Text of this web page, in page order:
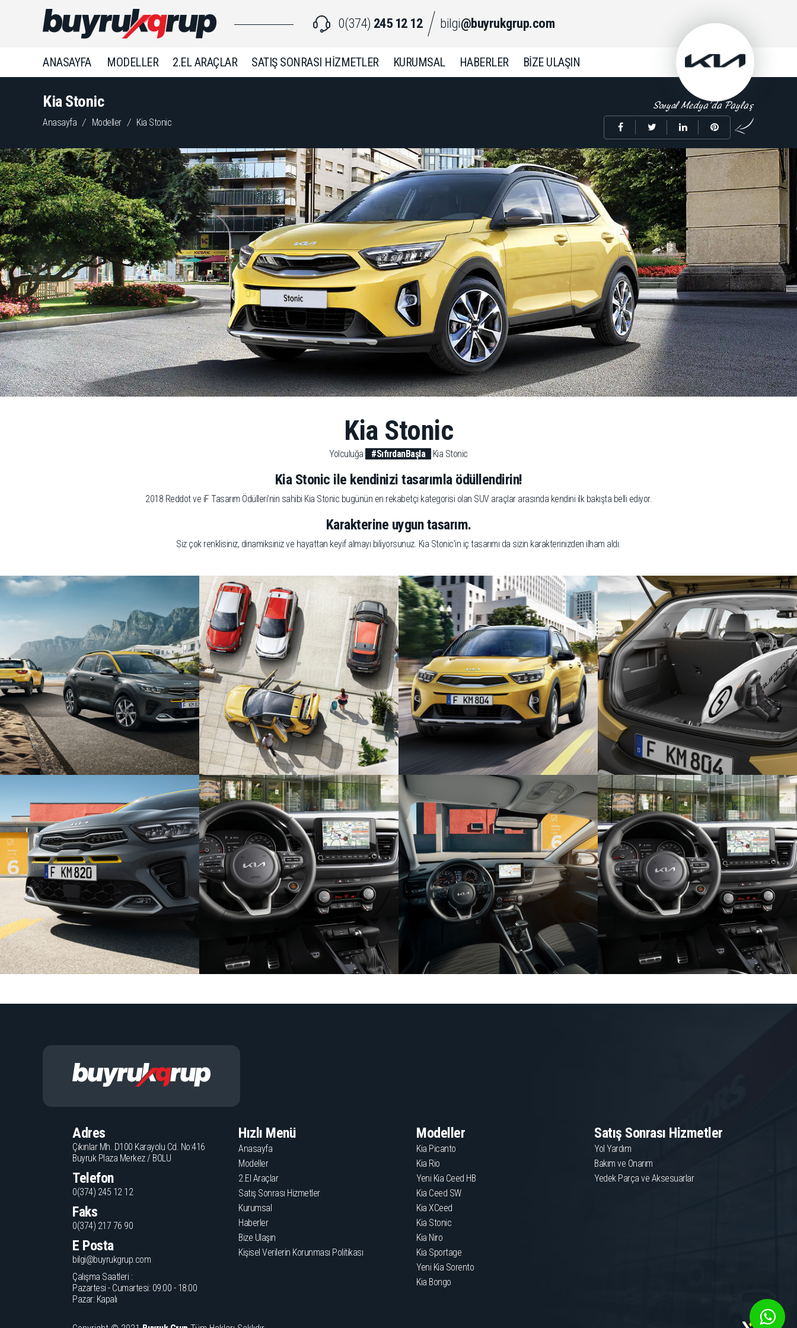
0(374) 245 12 12 bilgi@buyrukgrup.com
ANASAYFA MODELLER 2.EL ARAÇLAR SATIŞ SONRASI HİZMETLER KURUMSAL HABERLER BİZE ULAŞIN
Kia Stonic
Anasayfa / Modeller / Kia Stonic
Kia Stonic
Yolculuğa #SıfırdanBaşla :Kia Stonic
Kia Stonic ile kendinizi tasarımla ödüllendirin!
2018 Reddot ve iF Tasarım Ödülleri’nin sahibi Kia Stonic bugünün en rekabetçi kategorisi olan SUV araçlar arasında kendini ilk bakışta belli ediyor.
Karakterine uygun tasarım.
Siz çok renklisiniz, dinamiksiniz ve hayattan keyif almayı biliyorsunuz. Kia Stonic’in iç tasarımı da sizin karakterinizden ilham aldı.
Adres
Çıkınlar Mh. D100 Karayolu Cd. No:416
Buyruk Plaza Merkez / BOLU
Telefon
0(374) 245 12 12
Faks
0(374) 217 76 90
E Posta
bilgi@buyrukgrup.com
Çalışma Saatleri :
Pazartesi - Cumartesi: 09:00 - 18:00
Pazar: Kapalı
Hızlı Menü
Anasayfa
Modeller
2.El Araçlar
Satış Sonrası Hizmetler
Kurumsal
Haberler
Bize Ulaşın
Kişisel Verilerin Korunması Politikası
Modeller
Kia Picanto
Kia Rio
Yeni Kia Ceed HB
Kia Ceed SW
Kia XCeed
Kia Stonic
Kia Niro
Kia Sportage
Yeni Kia Sorento
Kia Bongo
Satış Sonrası Hizmetler
Yol Yardım
Bakım ve Onarım
Yedek Parça ve Aksesuarlar